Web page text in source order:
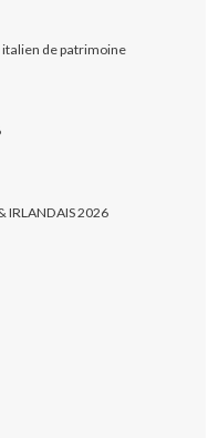
italien de patrimoine
IRLANDAIS 2026